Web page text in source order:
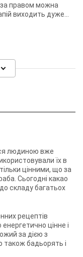
правом можна
виходить дуже
...
людиною вже
їх в
цінними, що за
Сьогодні какао
складу багатьох
рецептів
енергетично цінне і
за дією з
також бадьорять і